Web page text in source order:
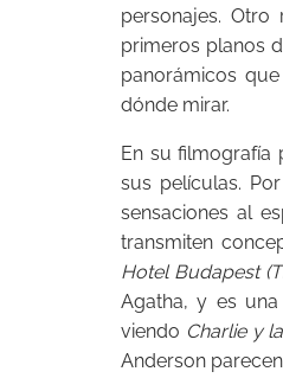
personajes.
primeros planos
panorámicos
dónde mirar.
En su filmografía
sus películas.
sensaciones al
transmiten
Hotel Budapest
Agatha, y es
viendo Charlie y
Anderson